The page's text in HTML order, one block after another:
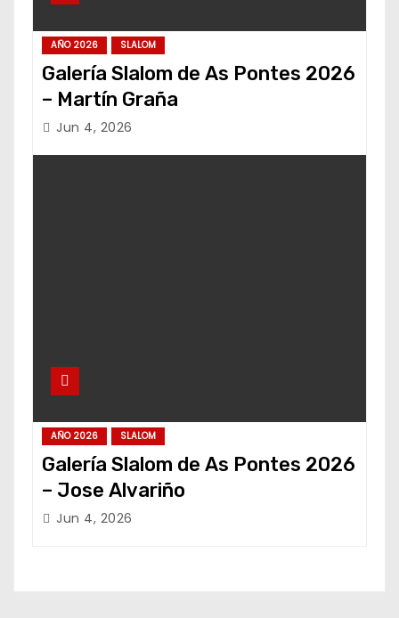
AÑO 2026 SLALOM
Galería Slalom de As Pontes 2026
– Martín Graña
Jun 4, 2026
AÑO 2026 SLALOM
Galería Slalom de As Pontes 2026
– Jose Alvariño
Jun 4, 2026